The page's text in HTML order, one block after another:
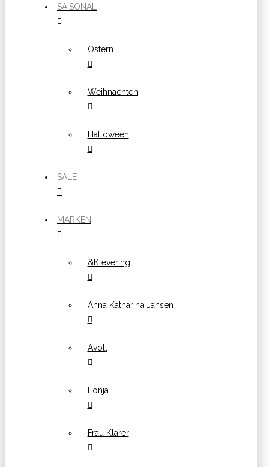
SAISONAL
Ostern
Weihnachten
Halloween
SALE
MARKEN
&Klevering
Anna Katharina Jansen
Avolt
Lonja
Frau Klarer